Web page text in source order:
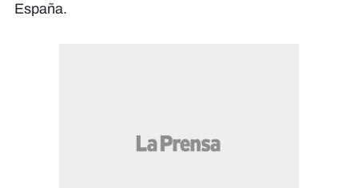
España.